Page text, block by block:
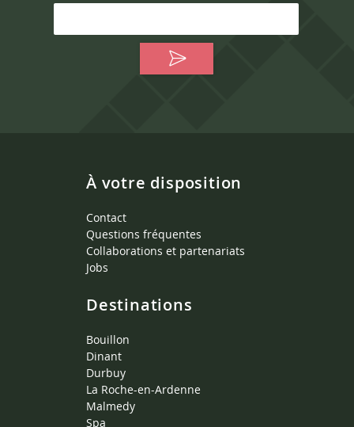
À votre disposition
Contact
Questions fréquentes
Collaborations et partenariats
Jobs
Destinations
Bouillon
Dinant
Durbuy
La Roche-en-Ardenne
Malmedy
Spa